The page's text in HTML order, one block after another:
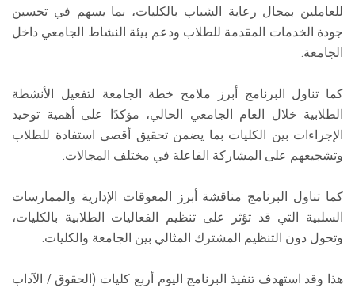
للعاملين بمجال رعاية الشباب بالكليات، بما يسهم في تحسين
جودة الخدمات المقدمة للطلاب ودعم بيئة النشاط الجامعي داخل
الجامعة.
كما تناول البرنامج أبرز ملامح خطة الجامعة لتفعيل الأنشطة
الطلابية خلال العام الجامعي الحالي، مؤكدًا على أهمية توحيد
الإجراءات بين الكليات بما يضمن تحقيق أقصى استفادة للطلاب
وتشجيعهم على المشاركة الفاعلة في مختلف المجالات.
كما تناول البرنامج مناقشة أبرز المعوقات الإدارية والممارسات
السلبية التي قد تؤثر على تنظيم الفعاليات الطلابية بالكليات،
وتحول دون التنظيم المشترك المثالي بين الجامعة والكليات.
هذا وقد استهدف تنفيذ البرنامج اليوم أربع كليات (الحقوق / الآداب